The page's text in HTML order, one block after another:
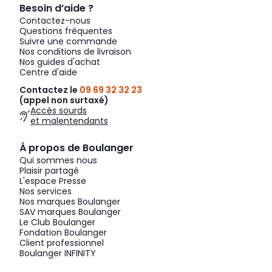
Besoin d’aide ?
Contactez-nous
Questions fréquentes
Suivre une commande
Nos conditions de livraison
Nos guides d'achat
Centre d'aide
Contactez le 09 69 32 32 23
(appel non surtaxé)
Accès sourds
et malentendants
À propos de Boulanger
Qui sommes nous
Plaisir partagé
L'espace Presse
Nos services
Nos marques Boulanger
SAV marques Boulanger
Le Club Boulanger
Fondation Boulanger
Client professionnel
Boulanger INFINITY